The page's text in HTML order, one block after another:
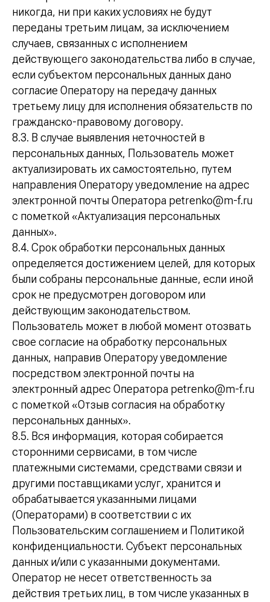
никогда, ни при каких условиях не будут
переданы третьим лицам, за исключением
случаев, связанных с исполнением
действующего законодательства либо в случае,
если субъектом персональных данных дано
согласие Оператору на передачу данных
третьему лицу для исполнения обязательств по
гражданско-правовому договору.
8.3. В случае выявления неточностей в
персональных данных, Пользователь может
актуализировать их самостоятельно, путем
направления Оператору уведомление на адрес
электронной почты Оператора petrenko@m-f.ru
с пометкой «Актуализация персональных
данных».
8.4. Срок обработки персональных данных
определяется достижением целей, для которых
были собраны персональные данные, если иной
срок не предусмотрен договором или
действующим законодательством.
Пользователь может в любой момент отозвать
свое согласие на обработку персональных
данных, направив Оператору уведомление
посредством электронной почты на
электронный адрес Оператора petrenko@m-f.ru
с пометкой «Отзыв согласия на обработку
персональных данных».
8.5. Вся информация, которая собирается
сторонними сервисами, в том числе
платежными системами, средствами связи и
другими поставщиками услуг, хранится и
обрабатывается указанными лицами
(Операторами) в соответствии с их
Пользовательским соглашением и Политикой
конфиденциальности. Субъект персональных
данных и/или с указанными документами.
Оператор не несет ответственность за
действия третьих лиц, в том числе указанных в